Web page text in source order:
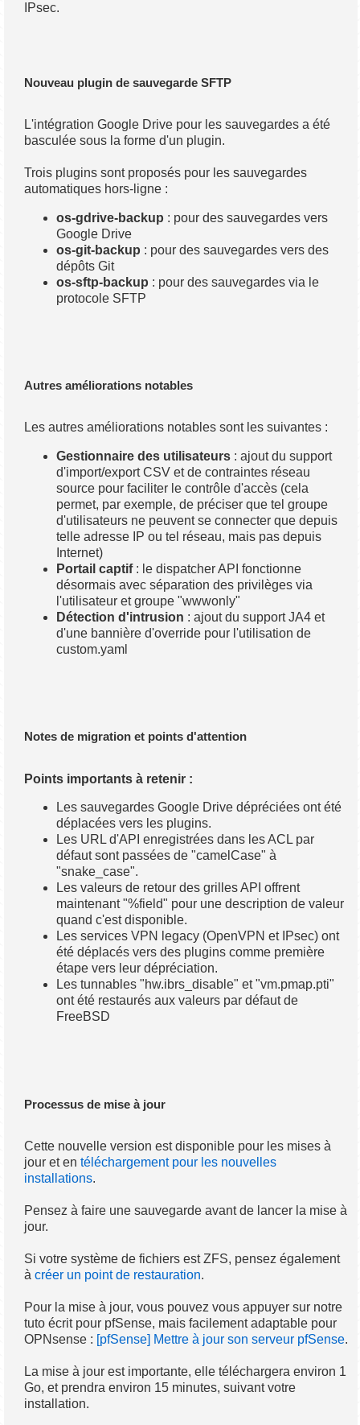
IPsec.
Nouveau plugin de sauvegarde SFTP
L'intégration Google Drive pour les sauvegardes a été
basculée sous la forme d'un plugin.
Trois plugins sont proposés pour les sauvegardes
automatiques hors-ligne :
os-gdrive-backup : pour des sauvegardes vers
Google Drive
os-git-backup : pour des sauvegardes vers des
dépôts Git
os-sftp-backup : pour des sauvegardes via le
protocole SFTP
Autres améliorations notables
Les autres améliorations notables sont les suivantes :
Gestionnaire des utilisateurs : ajout du support
d'import/export CSV et de contraintes réseau
source pour faciliter le contrôle d'accès (cela
permet, par exemple, de préciser que tel groupe
d'utilisateurs ne peuvent se connecter que depuis
telle adresse IP ou tel réseau, mais pas depuis
Internet)
Portail captif: le dispatcher API fonctionne
désormais avec séparation des privilèges via
l'utilisateur et groupe "wwwonly"
Détection d'intrusion : ajout du support JA4 et
d'une bannière d'override pour l'utilisation de
custom.yaml
Notes de migration et points d'attention
Points importants à retenir :
Les sauvegardes Google Drive dépréciées ont été
déplacées vers les plugins.
Les URL d'API enregistrées dans les ACL par
défaut sont passées de "camelCase" à
"snake_case".
Les valeurs de retour des grilles API offrent
maintenant "%field" pour une description de valeur
quand c'est disponible.
Les services VPN legacy (OpenVPN et IPsec) ont
été déplacés vers des plugins comme première
étape vers leur dépréciation.
Les tunnables "hw.ibrs_disable" et "vm.pmap.pti"
ont été restaurés aux valeurs par défaut de
FreeBSD
Processus de mise à jour
Cette nouvelle version est disponible pour les mises à
jour et entéléchargement pour les nouvelles
installations.
Pensez à faire une sauvegarde avant de lancer la mise à
jour.
Si votre système de fichiers est ZFS, pensez également
àcréer un point de restauration.
Pour la mise à jour, vous pouvez vous appuyer sur notre
tuto écrit pour pfSense, mais facilement adaptable pour
OPNsense : [pfSense] Mettre à jour son serveur pfSense.
La mise à jour est importante, elle téléchargera environ 1
Go, et prendra environ 15 minutes, suivant votre
installation.